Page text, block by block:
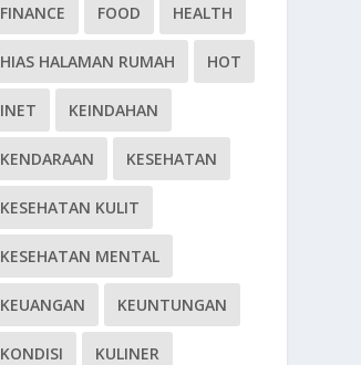
FINANCE FOOD HEALTH
HIAS HALAMAN RUMAH HOT
INET KEINDAHAN
KENDARAAN KESEHATAN
KESEHATAN KULIT
KESEHATAN MENTAL
KEUANGAN KEUNTUNGAN
KONDISI KULINER